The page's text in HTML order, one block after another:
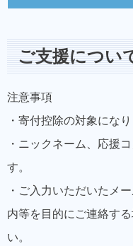
ご支援につい
注意事項
・寄付控除の対象になり
・ニックネーム、応援
す。
・ご入力いただいたメ
内等を目的にご連絡す
い。